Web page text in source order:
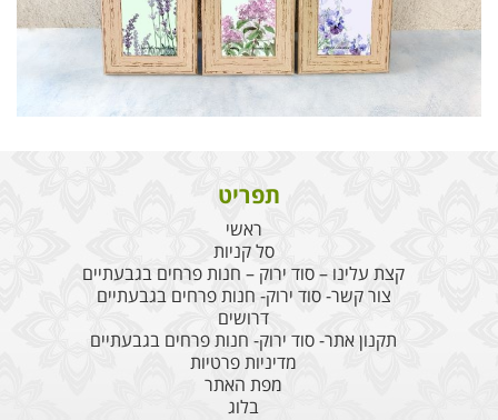
תפריט
ראשי
סל קניות
קצת עלינו – סוד ירוק – חנות פרחים בגבעתיים
צור קשר- סוד ירוק- חנות פרחים בגבעתיים
דרושים
תקנון אתר- סוד ירוק- חנות פרחים בגבעתיים
מדיניות פרטיות
מפת האתר
בלוג